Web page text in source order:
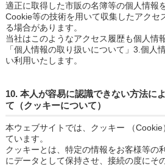
適正に取得した市販の名簿等の個人情報を
Cookie等の技術を用いて収集したアクセ
る場合があります。
当社はこのようなアクセス履歴も個人情
「個人情報の取り扱いについて」3.個人
い利用いたします。
10. 本人が容易に認識できない方法に
て（クッキーについて）
本ウェブサイトでは、クッキー （
ています。
クッキーとは、特定の情報をお客様等の
にデータとして保持させ、接続の度にそ